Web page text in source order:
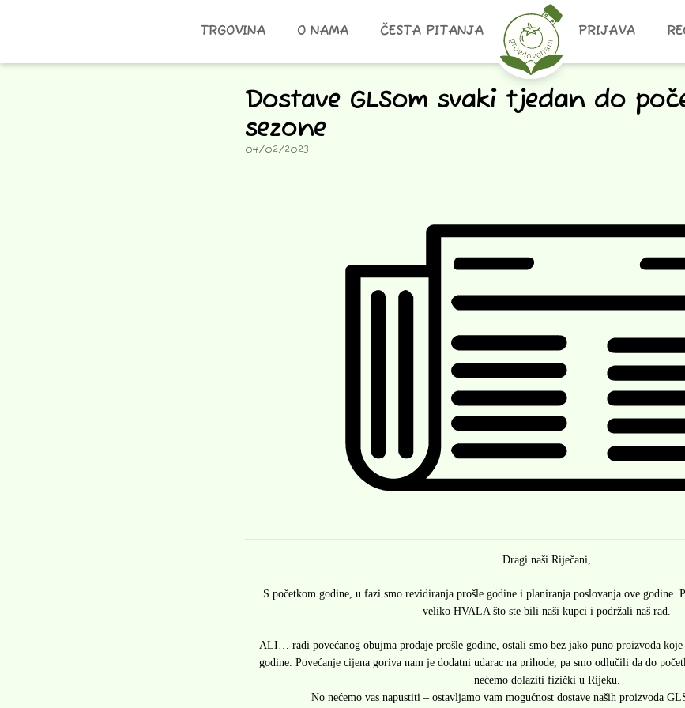
TRGOVINA O NAMA ČESTA PITANJA PRIJAVA
Dostave GLSom svaki tjedan do
sezone
04/02/2023
Dragi naši Riječani,
S početkom godine, u fazi smo revidiranja prošle godine i planiranja poslovanja ove godine.
veliko HVALA što ste bili naši kupci i podržali naš rad.
ALI… radi povećanog obujma prodaje prošle godine, ostali smo bez jako puno proizvoda
godine. Povećanje cijena goriva nam je dodatni udarac na prihode, pa smo odlučili da do
nećemo dolaziti fizički u Rijeku.
No nećemo vas napustiti – ostavljamo vam mogućnost dostave naših proizvoda